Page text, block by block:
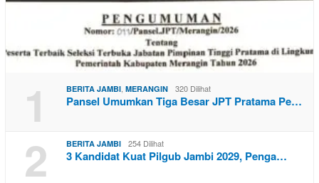
1 BERITA JAMBI, MERANGIN 320 Dilihat
Pansel Umumkan Tiga Besar JPT Pratama Pe…
2 BERITA JAMBI 254 Dilihat
3 Kandidat Kuat Pilgub Jambi 2029, Penga…